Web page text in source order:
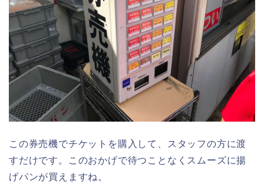
この券売機でチケットを購入して、スタッフの方に渡
すだけです。このおかげで待つことなくスムーズに揚
げパンが買えますね。